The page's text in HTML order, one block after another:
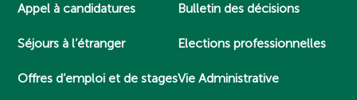
Appel à candidatures
Séjours à l’étranger
Offres d’emploi et de stages
Bulletin des décisions
Elections professionnelles
Vie Administrative